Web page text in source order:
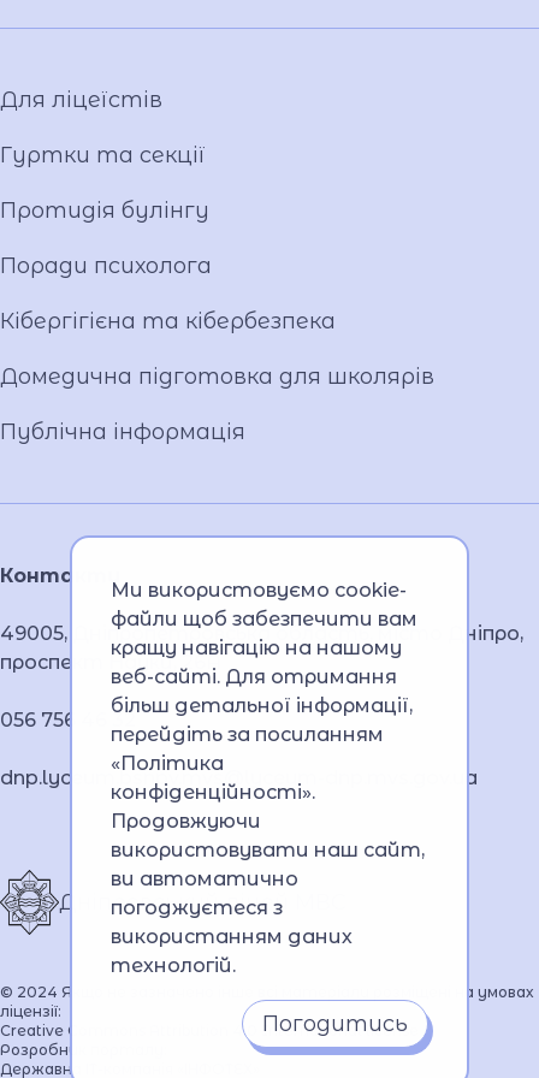
Контакти
49005, Дніпропетровська область, місто Дніпро,
проспект Науки, 26А
056 756 46 32
dnp.lyceum.bsnpv.mvs@lyceum-dnp.mvs.gov.ua
Дніпровський ліцей МВС
© 2024 Якщо не зазначено інше всі матеріали розміщені на умовах
ліцензії:
Creative Commons Attribution 4.0 International license
Розробник порталу:
Державна ІТ-компанія «ІНФОТЕХ»
Відеопроєкт «Кирилиця»
Для ліцеїстів
Гуртки та секції
Протидія булінгу
Поради психолога
Кібергігієна та кібербезпека
Домедична підготовка для школярів
Публічна інформація
Ми використовуємо cookie-
файли щоб забезпечити вам
кращу навігацію на нашому
веб-сайті. Для отримання
більш детальної інформації,
перейдіть за посиланням
«Політика
конфіденційності».
Продовжуючи
використовувати наш сайт,
ви автоматично
погоджуєтеся з
використанням даних
технологій.
Погодитись